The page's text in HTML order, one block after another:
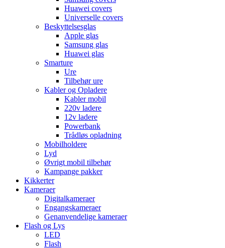
Huawei covers
Universelle covers
Beskyttelsesglas
Apple glas
Samsung glas
Huawei glas
Smarture
Ure
Tilbehør ure
Kabler og Opladere
Kabler mobil
220v ladere
12v ladere
Powerbank
Trådløs opladning
Mobilholdere
Lyd
Øvrigt mobil tilbehør
Kampange pakker
Kikkerter
Kameraer
Digitalkameraer
Engangskameraer
Genanvendelige kameraer
Flash og Lys
LED
Flash